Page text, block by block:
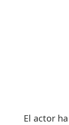
El actor